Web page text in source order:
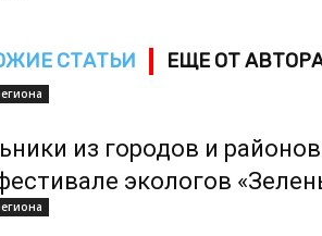
СТАТЬИ ЕЩЕ ОТ
из городов и
экологов